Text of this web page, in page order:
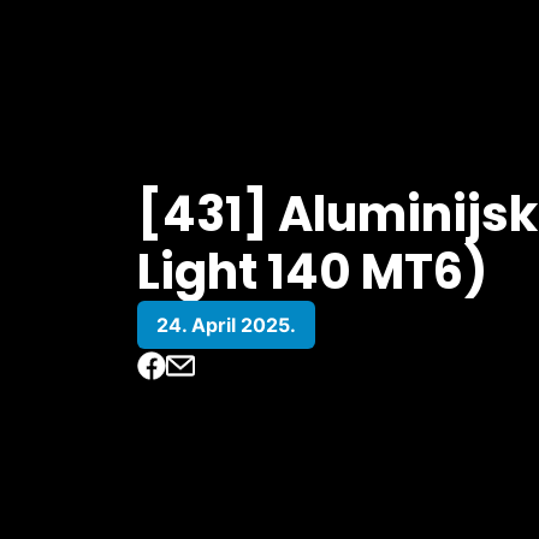
[431]
Light 140 MT6)
24. April 2025.